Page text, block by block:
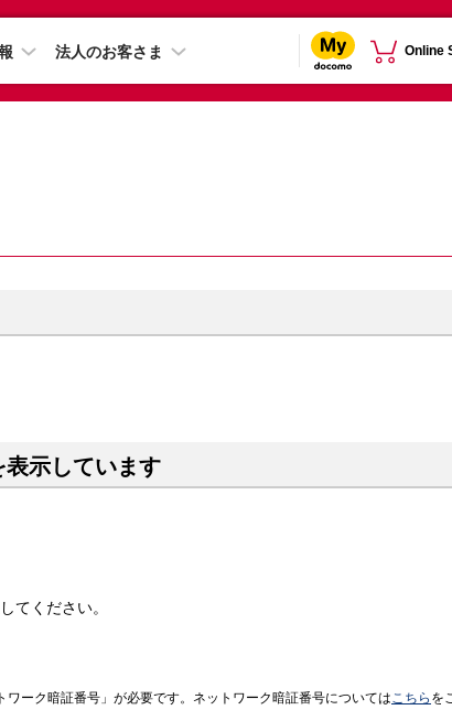
法人のお客さま Online
示しています
てください。
ワーク暗証番号」が必要です。ネットワーク暗証番号についてはこちら を